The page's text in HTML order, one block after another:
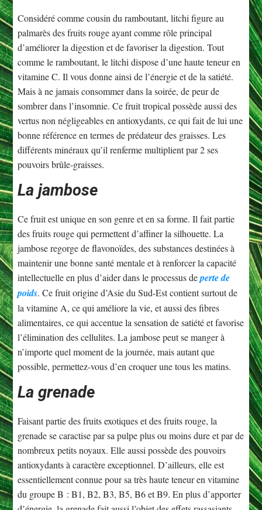
Considéré comme cousin du ramboutant, litchi figure au
palmarès des fruits rouge ayant comme rôle principal
d’améliorer la digestion et de favoriser la digestion. Tout
comme le ramboutant, le litchi dispose d’une haute teneur en
vitamine C. Il vous donne ainsi de l’énergie et de la satiété.
Mais à ne jamais consommer dans la soirée, de peur de
sombrer dans l’insomnie. Ce fruit tropical possède aussi des
vertus non négligeables en antioxydants, ce qui fait de lui une
bonne référence en termes de prédateur des graisses. Les
différents minéraux qu’il renferme multiplient par 2 ses
pouvoirs brûle-graisses.
La jambose
Ce fruit est unique en son genre et en sa forme. Il fait partie
des fruits rouge qui permettent d’affiner la silhouette. La
jambose regorge de flavonoïdes, des substances destinées à
maintenir une bonne santé mentale et à renforcer la capacité
intellectuelle en plus d’aider dans le processus deperte de
poids. Ce fruit origine d’Asie du Sud-Est contient surtout de
la vitamine A, ce qui améliore la vie, et aussi des fibres
alimentaires, ce qui accentue la sensation de satiété et favorise
l’élimination des cellulites. La jambose peut se manger à
n’importe quel moment de la journée, mais autant que
possible, permettez-vous d’en croquer une tous les matins.
La grenade
Faisant partie des fruits exotiques et des fruits rouge, la
grenade se caractise par sa pulpe plus ou moins dure et par de
nombreux petits noyaux. Elle aussi possède des pouvoirs
antioxydants à caractère exceptionnel. D’ailleurs, elle est
essentiellement connue pour sa très haute teneur en vitamine
du groupe B : B1, B2, B3, B5, B6 et B9. En plus d’apporter